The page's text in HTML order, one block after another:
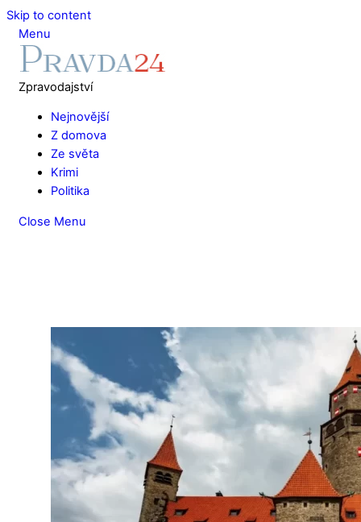
Skip to content
Menu
Zpravodajství
Nejnovější
Z domova
Ze světa
Krimi
Politika
Close Menu